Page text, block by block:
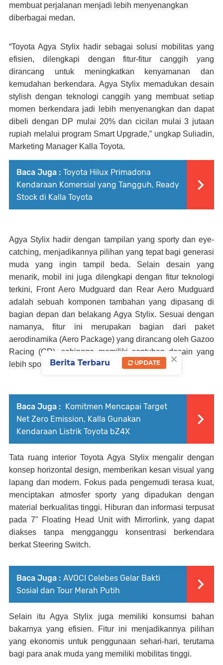
membuat perjalanan menjadi lebih menyenangkan
diberbagai medan.
“Toyota Agya Stylix hadir sebagai solusi mobilitas yang
efisien, dilengkapi dengan fitur-fitur canggih yang
dirancang untuk meningkatkan kenyamanan dan
kemudahan berkendara. Agya Stylix memadukan desain
stylish dengan teknologi canggih yang membuat setiap
momen berkendara jadi lebih menyenangkan dan dapat
dibeli dengan DP mulai 20% dan cicilan mulai 3 jutaan
rupiah melalui program Smart Upgrade,” ungkap Suliadin,
Marketing Manager Kalla Toyota.
Baca Juga : Toyota Hilux Primadona
Kendaraan Komersial yang Tangguh, Ready
Stock di Kalla Toyota
Agya Stylix hadir dengan tampilan yang sporty dan eye-
catching, menjadikannya pilihan yang tepat bagi generasi
muda yang ingin tampil beda. Selain desain yang
menarik, mobil ini juga dilengkapi dengan fitur teknologi
terkini, Front Aero Mudguard dan Rear Aero Mudguard
adalah sebuah komponen tambahan yang dipasang di
bagian depan dan belakang Agya Stylix. Sesuai dengan
namanya, fitur ini merupakan bagian dari paket
aerodinamika (Aero Package) yang dirancang oleh Gazoo
Racing (GR), sehingga memiliki sentuhan desain yang
lebih sporty.
Baca Juga : Komitmen Mencapai Target
Net Zero Emission, Kalla Gunakan
Kendaraan Listrik Toyota bZ4X
Tata ruang interior Toyota Agya Stylix mengalir dengan
konsep horizontal design, memberikan kesan visual yang
lapang dan modern. Fokus pada pengemudi terasa kuat,
menciptakan atmosfer sporty yang dipadukan dengan
material berkualitas tinggi. Hiburan dan informasi terpusat
pada 7" Floating Head Unit with Mirrorlink, yang dapat
diakses tanpa mengganggu konsentrasi berkendara
berkat Steering Switch.
Baca Juga : AVOCI Celebes Gelar Bakti
Sosial dan Tour Merah Putih
Selain itu Agya Stylix juga memiliki konsumsi bahan
bakarnya yang efisien. Fitur ini menjadikannya pilihan
yang ekonomis untuk penggunaan sehari-hari, terutama
bagi para anak muda yang memiliki mobilitas tinggi.
×
Berita Terbaru UPDATE